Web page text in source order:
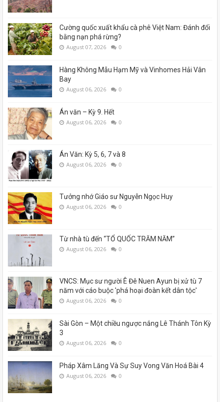
Cường quốc xuất khẩu cà phê Việt Nam: Đánh đổi
bằng nạn phá rừng?
August 07, 2026 0
Hàng Không Mẫu Hạm Mỹ và Vinhomes Hải Vân
Bay
August 06, 2026 0
Án văn – Kỳ 9. Hết
August 06, 2026 0
Án Văn: Kỳ 5, 6, 7 và 8
August 06, 2026 0
Tưởng nhớ Giáo sư Nguyễn Ngọc Huy
August 06, 2026 0
Từ nhà tù đến “TỔ QUỐC TRĂM NĂM”
August 06, 2026 0
VNCS: Mục sư người Ê Đê Nuen Ayun bị xử tù 7
năm với cáo buộc 'phá hoại đoàn kết dân tộc'
August 06, 2026 0
Sài Gòn – Một chiều ngược nắng Lê Thánh Tôn Kỳ
3
August 06, 2026 0
Pháp Xâm Lăng Và Sự Suy Vong Văn Hoá Bài 4
August 06, 2026 0